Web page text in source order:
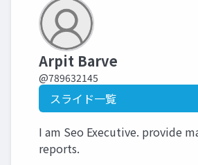
Arpit Barve
@789632145
スライド一覧
I am Seo Executive. provide
reports.